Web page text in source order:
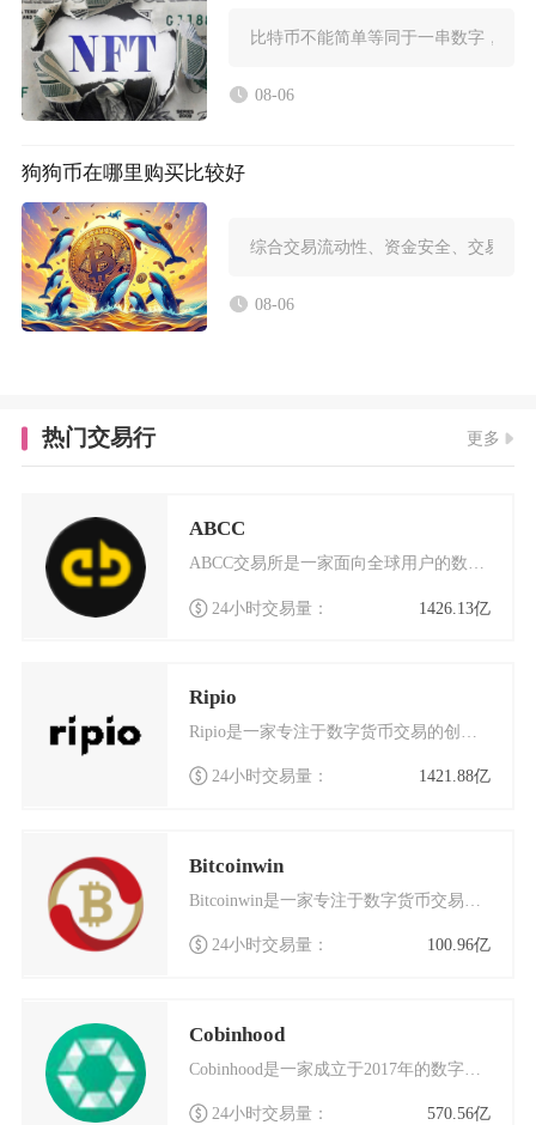
比特币不能简单等同于一串数字，数
08-06
狗狗币在哪里购买比较好
综合交易流动性、资金安全、交易费
08-06
热门交易行 更多
ABCC
ABCC交易所是一家面向全球用户的数字货币交易平台，成立于2018年4月，总部位于新加坡。
24小时交易量： 1426.13亿
Ripio
Ripio是一家专注于数字货币交易的创新平台，自成立以来便致力于为全球用户提供安全、高效的
24小时交易量： 1421.88亿
Bitcoinwin
Bitcoinwin是一家专注于数字货币交易的国际化交易平台，总部位于加拿大多伦多，同时在
24小时交易量： 100.96亿
Cobinhood
Cobinhood是一家成立于2017年的数字货币交易平台，以其独特的零手续费模式在行业内
24小时交易量： 570.56亿